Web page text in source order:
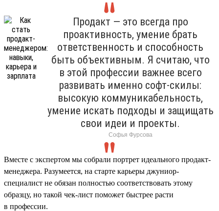
Продакт — это всегда про
проактивность, умение брать
ответственность и способность
быть объективным. Я считаю, что
в этой профессии важнее всего
развивать именно софт-скилы:
высокую коммуникабельность,
умение искать подходы и защищать
свои идеи и проекты.
Софья Фурсова
Вместе с экспертом мы собрали портрет идеального продакт-
менеджера. Разумеется, на старте карьеры джуниор-
специалист не обязан полностью соответствовать этому
образцу, но такой чек-лист поможет быстрее расти
в профессии.